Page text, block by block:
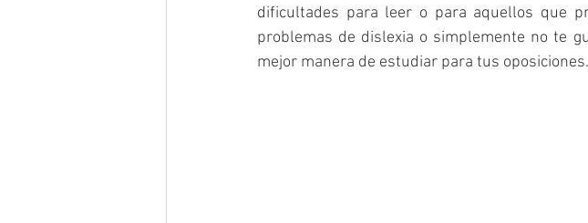
dificultades para leer o para aquellos que
problemas de dislexia o simplemente no te
mejor manera de estudiar para tus oposiciones.